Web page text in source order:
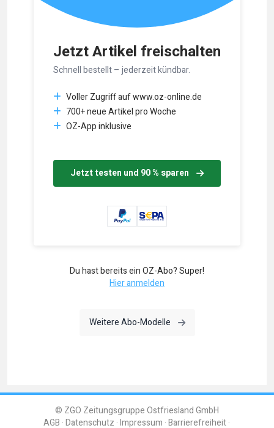
Jetzt Artikel freischalten
Schnell bestellt – jederzeit kündbar.
Voller Zugriff auf www.oz-online.de
700+ neue Artikel pro Woche
OZ-App inklusive
Jetzt testen und 90 % sparen
Du hast bereits ein OZ-Abo? Super!
Hier anmelden
Weitere Abo-Modelle
© ZGO Zeitungsgruppe Ostfriesland GmbH
AGB Datenschutz Impressum Barrierefreiheit